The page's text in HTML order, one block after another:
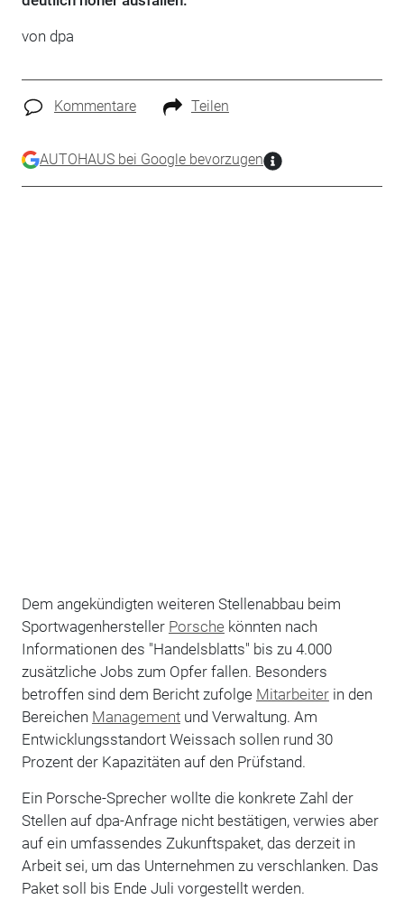
von dpa
Kommentare Teilen
AUTOHAUS bei Google bevorzugen
Dem angekündigten weiteren Stellenabbau beim
Sportwagenhersteller Porsche könnten nach
Informationen des "Handelsblatts" bis zu 4.000
zusätzliche Jobs zum Opfer fallen. Besonders
betroffen sind dem Bericht zufolge Mitarbeiterin den
Bereichen Managementund Verwaltung. Am
Entwicklungsstandort Weissach sollen rund 30
Prozent der Kapazitäten auf den Prüfstand.
Ein Porsche-Sprecher wollte die konkrete Zahl der
Stellen auf dpa-Anfrage nicht bestätigen, verwies aber
auf ein umfassendes Zukunftspaket, das derzeit in
Arbeit sei, um das Unternehmen zu verschlanken. Das
Paket soll bis Ende Juli vorgestellt werden.